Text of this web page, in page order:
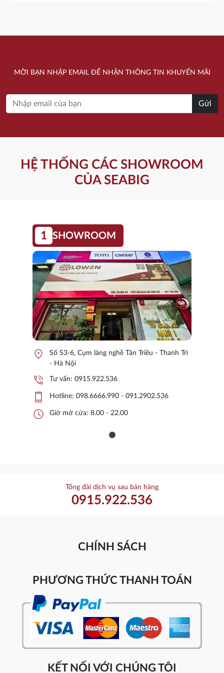
MỜI BẠN NHẬP EMAIL ĐỂ NHẬN THÔNG TIN KHUYẾN MÃI
Gửi
HỆ THỐNG CÁC SHOWROOM
CỦA SEABIG
1 SHOWROOM
location_on
Số S3-6, Cụm làng nghề Tân Triều - Thanh Trì
- Hà Nội
phone_in_talk Tư vấn: 0915.922.536
phone_iphone Hotline: 098.6666.990 - 091.2902.536
schedule Giờ mở cửa: 8.00 - 22.00
Tổng đài dịch vụ sau bán hàng
0915.922.536
CHÍNH SÁCH
PHƯƠNG THỨC THANH TOÁN
KẾT NỐI VỚI CHÚNG TÔI